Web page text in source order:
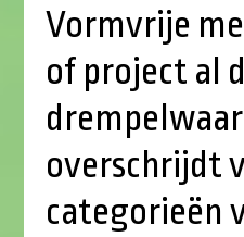
Vormvrije
of project al
overschrijdt
categorieën